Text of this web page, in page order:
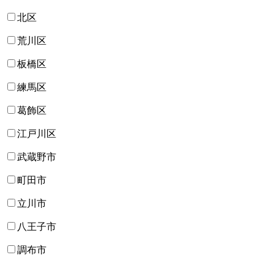
北区
荒川区
板橋区
練馬区
葛飾区
江戸川区
武蔵野市
町田市
立川市
八王子市
調布市